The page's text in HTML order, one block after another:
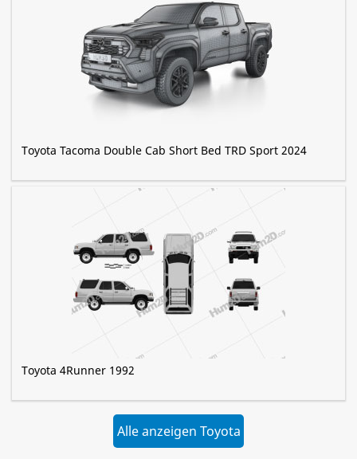
Toyota Tacoma Double Cab Short Bed TRD Sport 2024
Toyota 4Runner 1992
Alle anzeigen Toyota